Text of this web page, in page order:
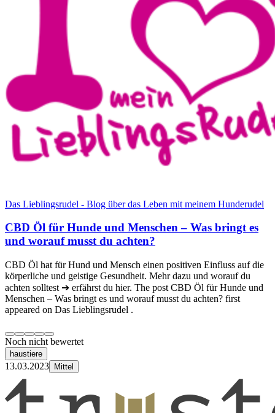
Das Lieblingsrudel - Blog über das Leben mit meinem Hunderudel
CBD Öl für Hunde und Menschen – Was bringt es
und worauf musst du achten?
CBD Öl hat für Hund und Mensch einen positiven Einfluss auf die
körperliche und geistige Gesundheit. Mehr dazu und worauf du
achten solltest ➔ erfährst du hier. The post CBD Öl für Hunde und
Menschen – Was bringt es und worauf musst du achten? first
appeared on Das Lieblingsrudel .
Noch nicht bewertet
haustiere
13.03.2023 Mittel